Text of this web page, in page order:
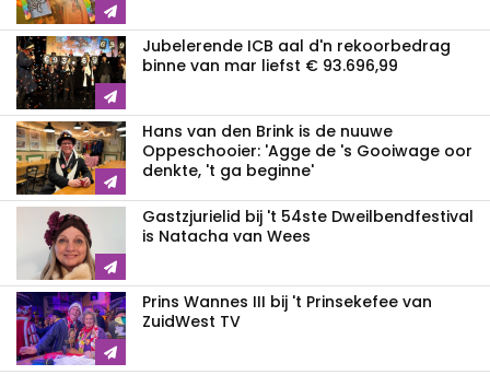
Jubelerende ICB aal d'n rekoorbedrag
binne van mar liefst € 93.696,99
Hans van den Brink is de nuuwe
Oppeschooier: 'Agge de 's Gooiwage oor
denkte, 't ga beginne'
Gastzjurielid bij 't 54ste Dweilbendfestival
is Natacha van Wees
Prins Wannes III bij 't Prinsekefee van
ZuidWest TV